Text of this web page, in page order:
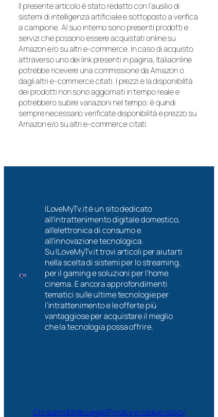
Il presente articolo è stato redatto con l’ausilio di
sistemi di intelligenza artificiale e sottoposto a verifica
a campione. Al suo interno sono presenti prodotti e
servizi che possono essere acquistati online su
Amazon e/o su altri e-commerce. In caso di acquisto
attraverso uno dei link presenti in pagina, Italiaonline
potrebbe ricevere una commissione da Amazon o
dagli altri e-commerce citati. I prezzi e la disponibilità
dei prodotti non sono aggiornati in tempo reale e
potrebbero subire variazioni nel tempo: è quindi
sempre necessario verificate disponibilità e prezzo su
Amazon e/o su altri e-commerce citati.
ILoveMyTv.it è un sito dedicato
all’intrattenimento digitale domestico,
all’elettronica di consumo e
all’innovazione tecnologica.
Su ILoveMyTv.it trovi articoli per aiutarti
nella scelta di sistemi per lo streaming,
per il gaming e soluzioni per l’home
cinema. E ancora approfondimenti
tematici sulle ultime tecnologie per
l’intrattenimento e le offerte più
vantaggiose per acquistare il meglio
che la tecnologia possa offrire.
Chi siamoNote LegaliPrivacy e cookie policy